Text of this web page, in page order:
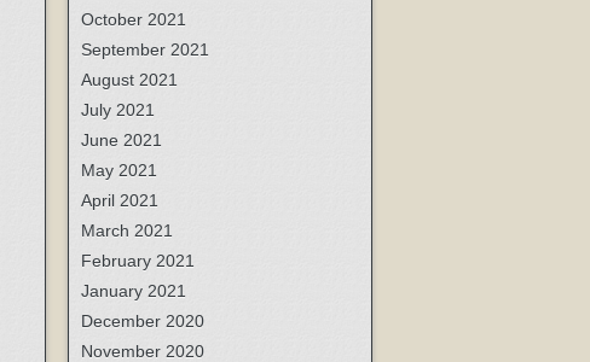
October 2021
September 2021
August 2021
July 2021
June 2021
May 2021
April 2021
March 2021
February 2021
January 2021
December 2020
November 2020